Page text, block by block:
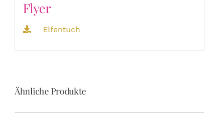
Flyer
Elfentuch
Ähnliche Produkte